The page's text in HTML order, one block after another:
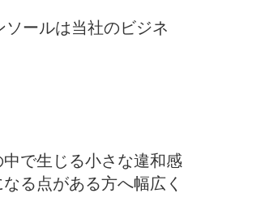
ールは当社のビジネ
で生じる小さな違和感
る点がある方へ幅広く